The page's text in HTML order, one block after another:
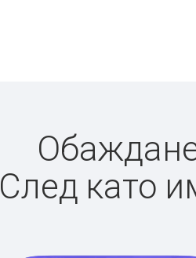
След като